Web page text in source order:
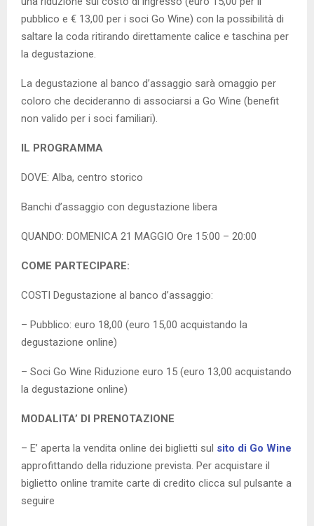
pubblico e € 13,00 per i soci Go Wine) con la possibilità di
saltare la coda ritirando direttamente calice e taschina per
la degustazione.
La degustazione al banco d’assaggio sarà omaggio per
coloro che decideranno di associarsi a Go Wine (benefit
non valido per i soci familiari).
IL PROGRAMMA
DOVE: Alba, centro storico
Banchi d’assaggio con degustazione libera
QUANDO: DOMENICA 21 MAGGIO Ore 15:00 – 20:00
COME PARTECIPARE:
COSTI Degustazione al banco d’assaggio:
– Pubblico: euro 18,00 (euro 15,00 acquistando la
degustazione online)
– Soci Go Wine Riduzione euro 15 (euro 13,00 acquistando
la degustazione online)
MODALITA’ DI PRENOTAZIONE
– E’ aperta la vendita online dei biglietti sul sito di Go Wine
approfittando della riduzione prevista. Per acquistare il
biglietto online tramite carte di credito clicca sul pulsante a
seguire